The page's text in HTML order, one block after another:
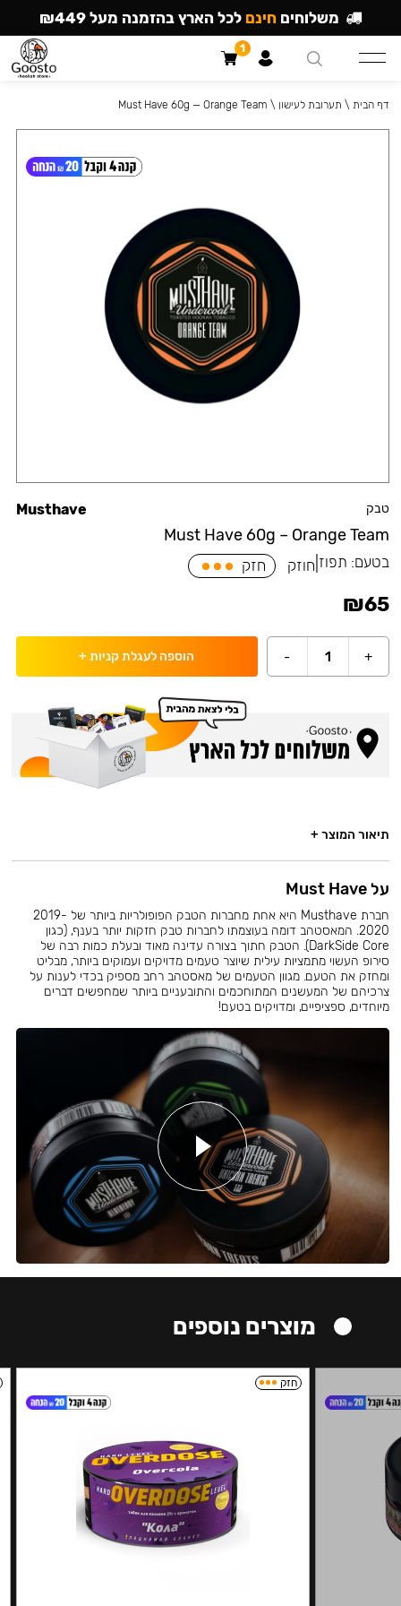
טבק
Must Have 60g – Orange Team
Musthave
בטעם: תפוז חוזק חזק
₪65
+
1
- הוספה לעגלת קניות +
דף הבית \ תערובת לעישון \
Must Have 60g — Orange Team
תיאור המוצר +
על Must Have
חברת Musthave היא אחת מחברות הטבק הפופולריות ביותר של 2019-
2020. המאסטהב דומה בעוצמתו לחברות טבק חזקות יותר בענף, (כגון
DarkSide Core). הטבק חתוך בצורה עדינה מאוד ובעלת כמות רבה של
סירופ העשוי מתמציות עילית שיוצר טעמים מדויקים ועמוקים ביותר, מבליט
ומחזק את הטעם. מגוון הטעמים של מאסטהב רחב מספיק בכדי לענות על
צרכיהם של המעשנים המתוחכמים והתובעניים ביותר שמחפשים דברים
מיוחדים, ספציפיים, ומדויקים בטעם!
מוצרים נוספים
חזק
משלוחים חינם לכל הארץ בהזמנה מעל ₪449
1